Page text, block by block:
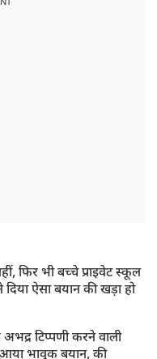
फिर भी बच्चे प्राइवेट स्कूल
ऐसा बयान की खड़ा हो
अभद्र टिप्पणी करने वाली
भावुक बयान, की